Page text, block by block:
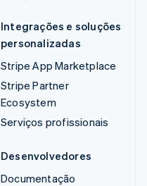
Integrações e soluções
personalizadas
Stripe App Marketplace
Stripe Partner
Ecosystem
Serviços profissionais
Desenvolvedores
Documentação